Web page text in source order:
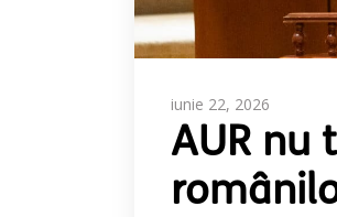
iunie 22, 2026
AUR nu